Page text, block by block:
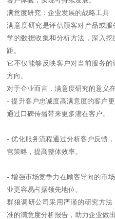
满意度研究：企业发展的战略工具
满意度研究是评估顾客对产品或
学的数据收集和分析方法，深入
距。
它不仅能够反映客户对当前服务
方向。
对于企业而言，满意度研究的意义在
- 提升客户忠诚度高满意度的客户
通过口碑传播带来更多潜在客户。
- 优化服务流程通过分析客户反馈
营策略，提高整体效率。
- 增强市场竞争力在顾客导向的市
业更容易占据领先地位。
群狼调研公司采用严谨的研究方
准的满意度分析报告，助力企业做